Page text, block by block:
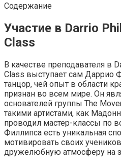
Содержание
Участие в Darrio
Class
В качестве преподавателя в
Class выступает сам Даррио
танцор, чей опыт в области
признан во всем мире. Он
основателей группы The
такими артистами, как
проводил мастер-классы по
Филлипса есть уникальная
мотивировать своих
дружелюбную атмосферу на